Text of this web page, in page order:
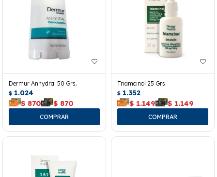
Dermur Anhydral 50 Grs.
$ 1.024
$ 870 $ 870
Triamcinol 25 Grs.
$ 1.352
$ 1.149 $ 1.149